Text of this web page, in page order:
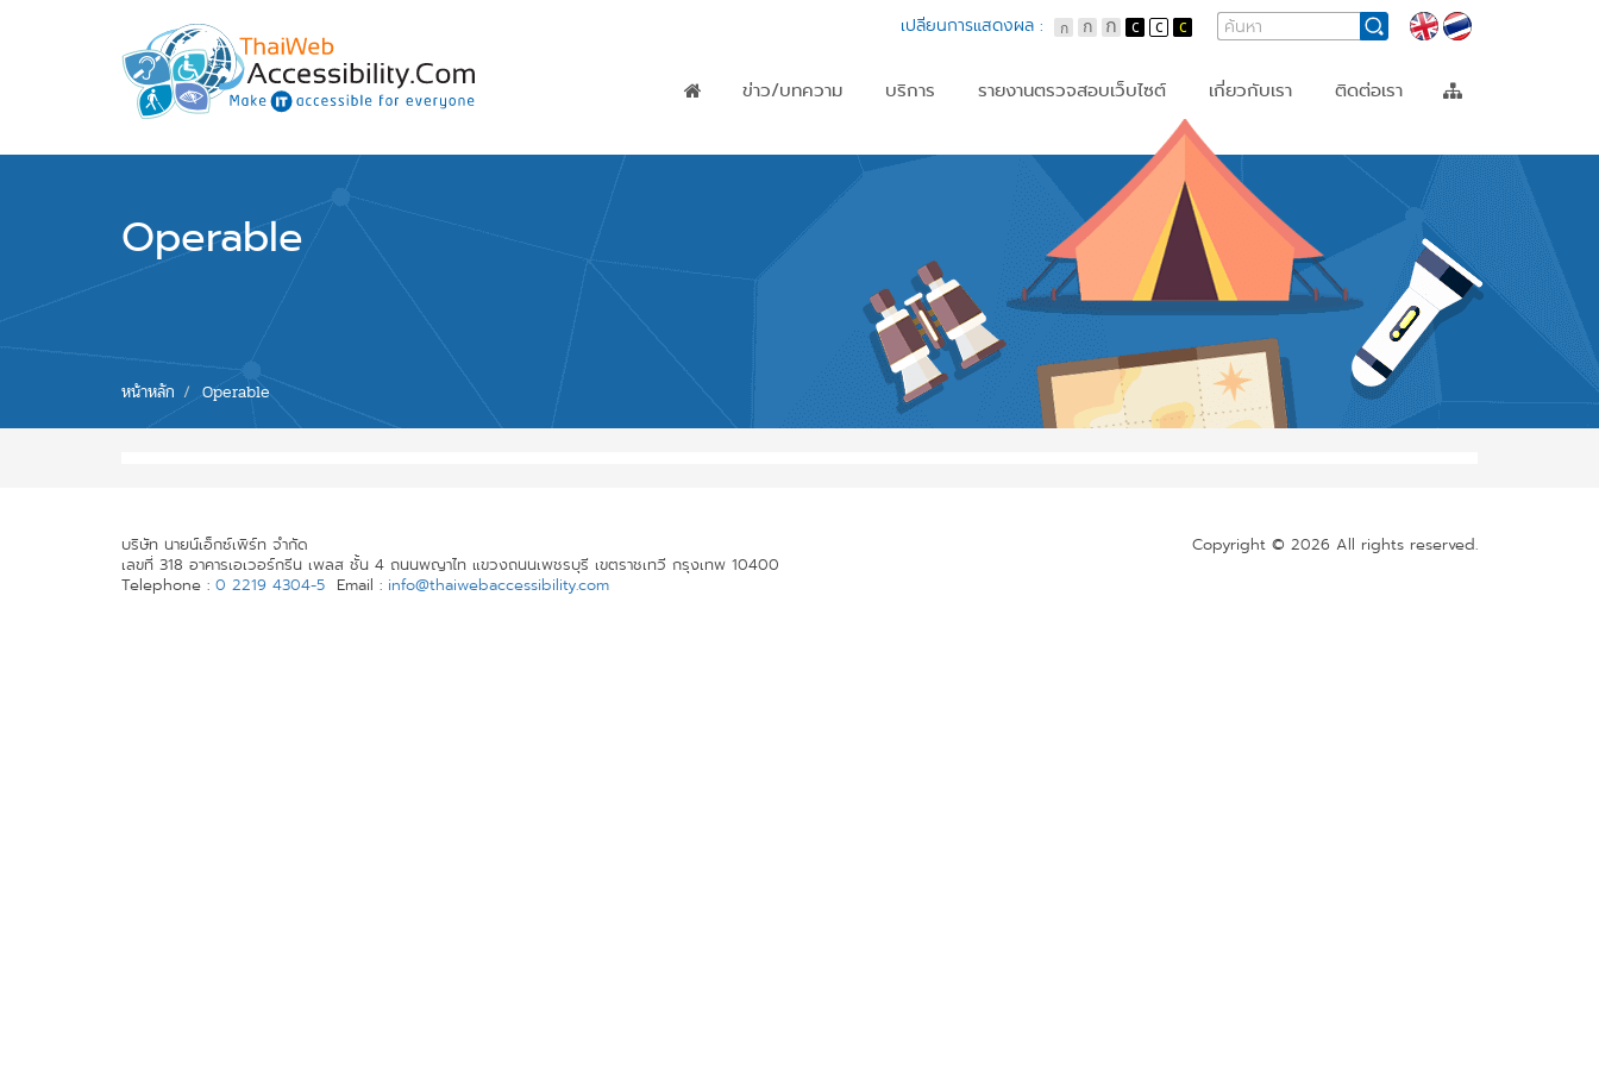
พัฒนาเว็บไซต์ที่ทุกคนเข้าถึงได้ที่แรก
Form
เปลี่ยนการแสดงผล :
ข่าว/บทความ บริการ รายงานตรวจสอบเว็บไซต์ เกี่ยวกับเรา ติดต่อเรา
You are
here
หน้าหลัก Operable
Operable
บริษัท นายน์เอ็กซ์เพิร์ท จำกัด
เลขที่ 318 อาคารเอเวอร์กรีน เพลส ชั้น 4 ถนนพญาไท แขวงถนนเพชรบุรี เขตราชเทวี กรุงเทพ 10400
Telephone : 0 2219 4304-5 Email : info@thaiwebaccessibility.com
Copyright © 2026 All rights reserved.